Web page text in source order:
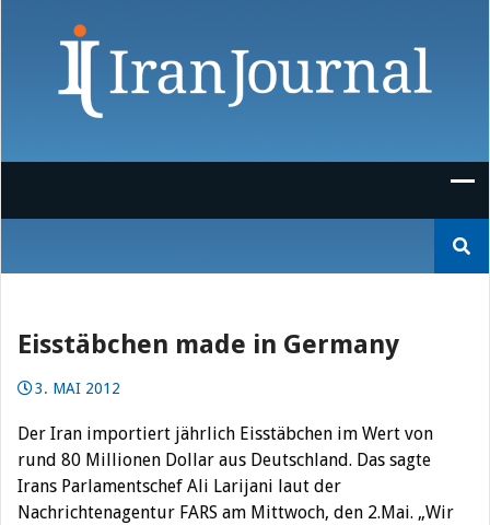
nach:
Eisstäbchen made in Germany
3. MAI 2012
Der Iran importiert jährlich Eisstäbchen im Wert von
rund 80 Millionen Dollar aus Deutschland. Das sagte
Irans Parlamentschef Ali Larijani laut der
Nachrichtenagentur FARS am Mittwoch, den 2.Mai. „Wir